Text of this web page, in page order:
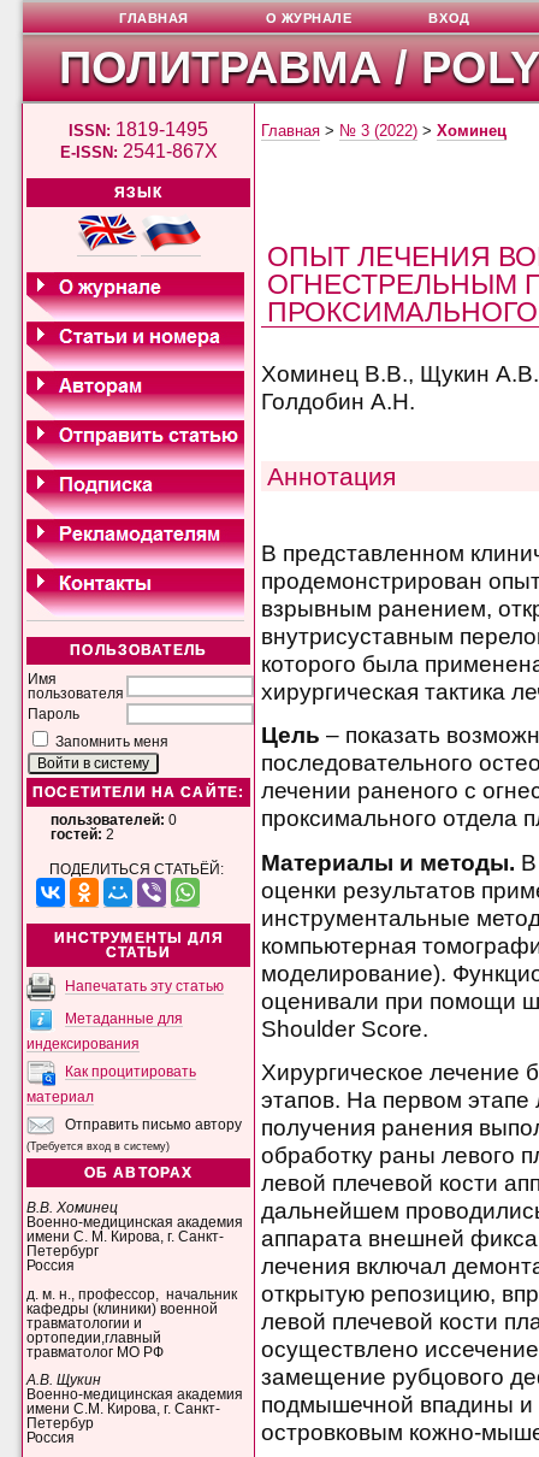
ПОЛИТРАВМА /
ISSN: 1819-1495
E-ISSN: 2541-867X
ЯЗЫК
ПОЛЬЗОВАТЕЛЬ
Имя
пользователя
Пароль
Запомнить меня
ПОСЕТИТЕЛИ НА САЙТЕ:
пользователей: 0
гостей: 2
ПОДЕЛИТЬСЯ СТАТЬЁЙ:
ИНСТРУМЕНТЫ ДЛЯ
СТАТЬИ
Напечатать эту статью
Метаданные для
индексирования
Как процитировать
материал
Отправить письмо автору
(Требуется вход в систему)
ОБ АВТОРАХ
В.В. Хоминец
Военно-медицинская академия
имени С. М. Кирова, г. Санкт-
Петербург
Россия
д. м. н., профессор, начальник
кафедры (клиники) военной
травматологии и
ортопедии,главный
травматолог МО РФ
А.В. Щукин
Военно-медицинская академия
имени С.М. Кирова, г. Санкт-
Петербур
Россия
ГЛАВНАЯ О ЖУРНАЛЕ ВХОД
Главная > № 3 (2022) >Хоминец
ОПЫТ ЛЕЧЕНИЯ
ОГНЕСТРЕЛЬНЫМ
Хоминец В.В., Щукин
Голдобин А.Н.
Аннотация
В представленном
продемонстрирован
взрывным ранением,
внутрисуставным
которого была
хирургическая тактика
Цель – показать
последовательного
лечении раненого с
проксимального отдела
Материалы и методы. В
оценки результатов
инструментальные
компьютерная
моделирование).
оценивали при помощи
Shoulder Score.
Хирургическое лечение
этапов. На первом этапе
получения ранения
обработку раны левого
левой плечевой кости
дальнейшем
аппарата внешней
лечения включал
открытую репозицию,
левой плечевой кости
осуществлено
замещение рубцового
подмышечной впадины и
островковым кожно-